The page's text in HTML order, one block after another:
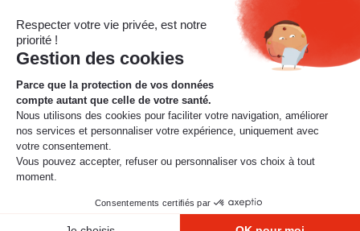
La Ruche – Connecteur 6 A
Ouvert de 8h à 16h15
sans interruption
© Mobilité Mutuelle – 2026
Mentions légales
Protection des données
Résilier son contrat
Renoncer à un contrat
Nous contacter